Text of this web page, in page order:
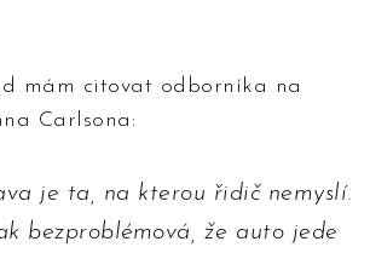
mám citovat odborníka na
Carlsona:
je ta, na kterou řidič nemyslí.
bezproblémová, že auto jede